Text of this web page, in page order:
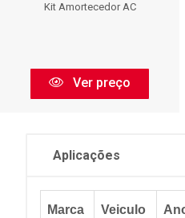
Kit Amortecedor AC
Ver preço
Aplicações
Marca Veiculo